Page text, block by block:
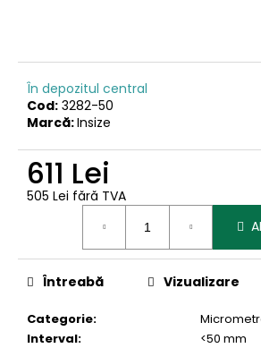
În depozitul central
Cod: 3282-50
Marcă:Insize
611 Lei
505 Lei fără TVA
Categorie:
Interval:
<50 mm
Întreabă Vizualizare